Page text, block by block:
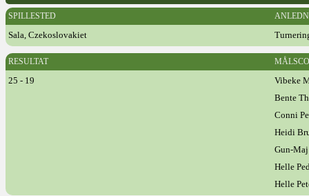
SPILLESTED
Sala, Czekoslovakiet
RESULTAT
25 - 19
Vibeke
Bente
Conni
Heidi
Gun-
Helle
Helle